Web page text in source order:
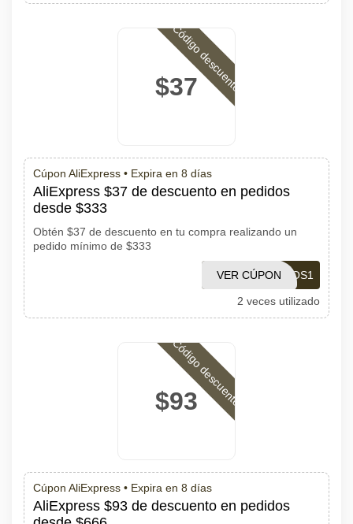
$37
Código descuento
Cúpon AliExpress • Expira en 8 días
AliExpress $37 de descuento en pedidos
desde $333
Obtén $37 de descuento en tu compra realizando un
pedido mínimo de $333
MENOS1
VER CÚPON
2 veces utilizado
$93
Código descuento
Cúpon AliExpress • Expira en 8 días
AliExpress $93 de descuento en pedidos